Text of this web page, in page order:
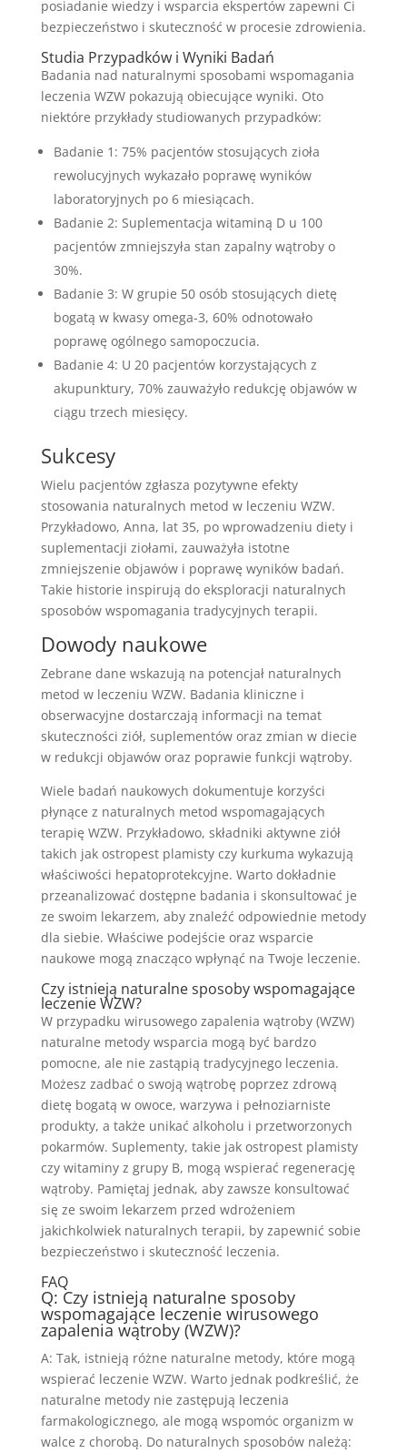
posiadanie wiedzy i wsparcia ekspertów zapewni Ci
bezpieczeństwo i skuteczność w procesie zdrowienia.
Studia Przypadków i Wyniki Badań
Badania nad naturalnymi sposobami wspomagania
leczenia WZW pokazują obiecujące wyniki. Oto
niektóre przykłady studiowanych przypadków:
Badanie 1: 75% pacjentów stosujących zioła
rewolucyjnych wykazało poprawę wyników
laboratoryjnych po 6 miesiącach.
Badanie 2: Suplementacja witaminą D u 100
pacjentów zmniejszyła stan zapalny wątroby o
30%.
Badanie 3: W grupie 50 osób stosujących dietę
bogatą w kwasy omega-3, 60% odnotowało
poprawę ogólnego samopoczucia.
Badanie 4: U 20 pacjentów korzystających z
akupunktury, 70% zauważyło redukcję objawów w
ciągu trzech miesięcy.
Sukcesy
Wielu pacjentów zgłasza pozytywne efekty
stosowania naturalnych metod w leczeniu WZW.
Przykładowo, Anna, lat 35, po wprowadzeniu diety i
suplementacji ziołami, zauważyła istotne
zmniejszenie objawów i poprawę wyników badań.
Takie historie inspirują do eksploracji naturalnych
sposobów wspomagania tradycyjnych terapii.
Dowody naukowe
Zebrane dane wskazują na potencjał naturalnych
metod w leczeniu WZW. Badania kliniczne i
obserwacyjne dostarczają informacji na temat
skuteczności ziół, suplementów oraz zmian w diecie
w redukcji objawów oraz poprawie funkcji wątroby.
Wiele badań naukowych dokumentuje korzyści
płynące z naturalnych metod wspomagających
terapię WZW. Przykładowo, składniki aktywne ziół
takich jak ostropest plamisty czy kurkuma wykazują
właściwości hepatoprotekcyjne. Warto dokładnie
przeanalizować dostępne badania i skonsultować je
ze swoim lekarzem, aby znaleźć odpowiednie metody
dla siebie. Właściwe podejście oraz wsparcie
naukowe mogą znacząco wpłynąć na Twoje leczenie.
Czy istnieją naturalne sposoby wspomagające
leczenie WZW?
W przypadku wirusowego zapalenia wątroby (WZW)
naturalne metody wsparcia mogą być bardzo
pomocne, ale nie zastąpią tradycyjnego leczenia.
Możesz zadbać o swoją wątrobę poprzez zdrową
dietę bogatą w owoce, warzywa i pełnoziarniste
produkty, a także unikać alkoholu i przetworzonych
pokarmów. Suplementy, takie jak ostropest plamisty
czy witaminy z grupy B, mogą wspierać regenerację
wątroby. Pamiętaj jednak, aby zawsze konsultować
się ze swoim lekarzem przed wdrożeniem
jakichkolwiek naturalnych terapii, by zapewnić sobie
bezpieczeństwo i skuteczność leczenia.
FAQ
Q: Czy istnieją naturalne sposoby
wspomagające leczenie wirusowego
zapalenia wątroby (WZW)?
A: Tak, istnieją różne naturalne metody, które mogą
wspierać leczenie WZW. Warto jednak podkreślić, że
naturalne metody nie zastępują leczenia
farmakologicznego, ale mogą wspomóc organizm w
walce z chorobą. Do naturalnych sposobów należą: